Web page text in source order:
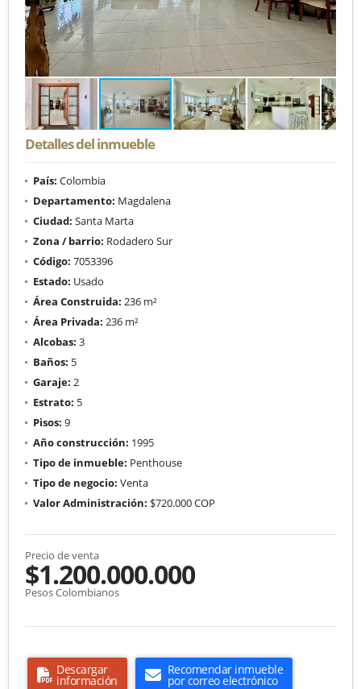
Detalles del inmueble
País: Colombia
Departamento: Magdalena
Ciudad: Santa Marta
Zona / barrio: Rodadero Sur
Código: 7053396
Estado: Usado
Área Construida: 236 m²
Área Privada: 236 m²
Alcobas: 3
Baños: 5
Garaje: 2
Estrato: 5
Pisos: 9
Año construcción: 1995
Tipo de inmueble: Penthouse
Tipo de negocio: Venta
Valor Administración: $720.000 COP
Precio de venta
$1.200.000.000
Pesos Colombianos
Descargar
información
Recomendar inmueble
por correo electrónico